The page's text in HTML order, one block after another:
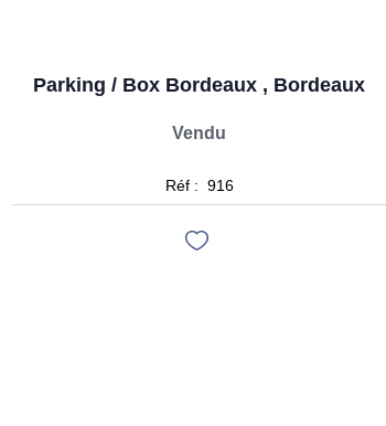
Parking / Box Bordeaux , Bordeaux
Vendu
Réf : 916